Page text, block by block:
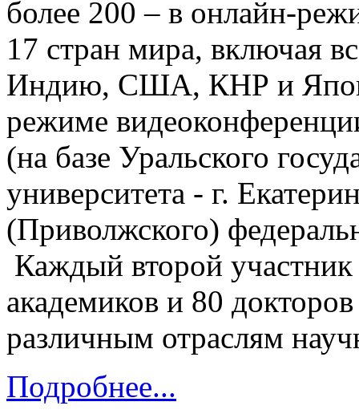
более 200 – в онлайн-
17 стран мира, включая
Индию, США, КНР и
режиме
(на базе Уральского
университета - г.
(Приволжского)
Каждый второй участник
академиков и 80
различным отраслям
Подробнее...